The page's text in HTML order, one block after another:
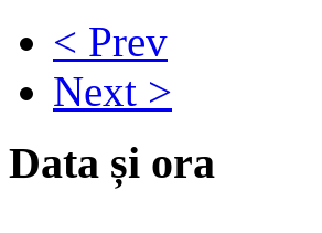
< Prev
Next >
Data și ora